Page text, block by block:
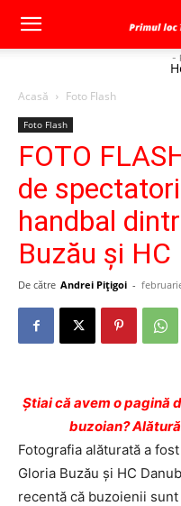
-
Acasă Foto Flash
Foto Flash
FOTO
de
handbal
Buzău şi
De către Andrei Pițigoi -
Ştiai că avem o pagină
buzoian?
Fotografia alăturată a
Gloria Buzău şi HC
recentă că buzoienii